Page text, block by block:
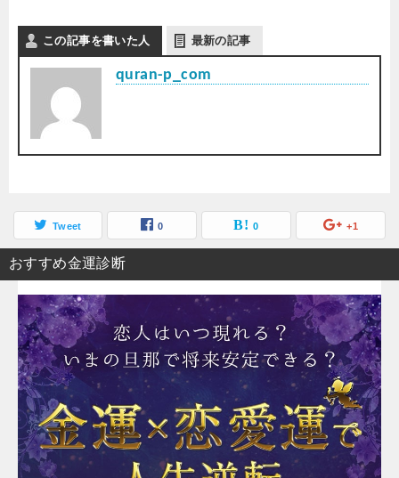
この記事を書いた人 最新の記事
quran-p_com
Tweet 0 0 +1
おすすめ金運診断